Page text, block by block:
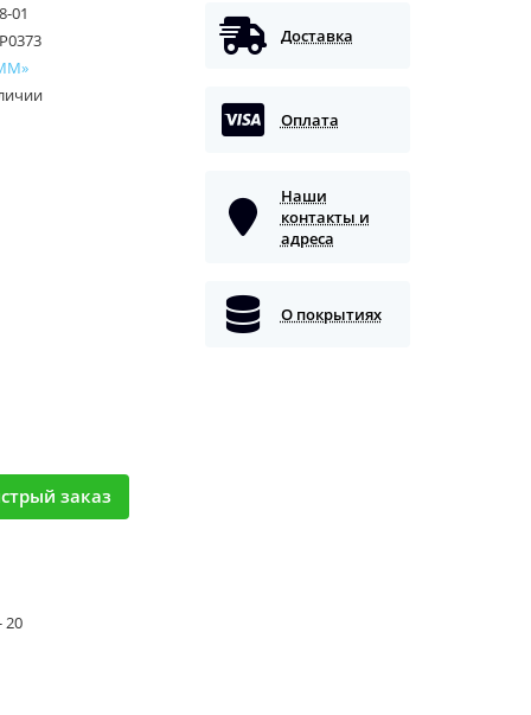
01
заказ
20
Доставка
Оплата
Наши
контакты и
адреса
О покрытиях